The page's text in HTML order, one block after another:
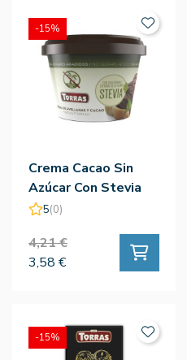
Crema Cacao Sin
Azúcar Con Stevia
Sin Gluten 200g -
5(0)
4,21 €
3,58 €
-15%
-15%